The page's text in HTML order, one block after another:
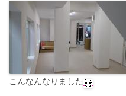
こんなんなりました